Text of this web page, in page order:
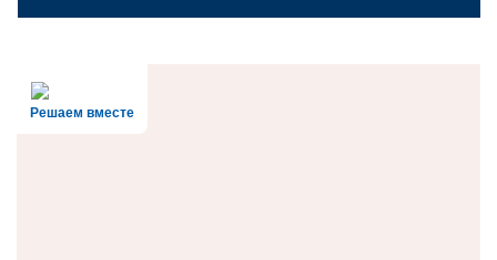
Решаем вместе